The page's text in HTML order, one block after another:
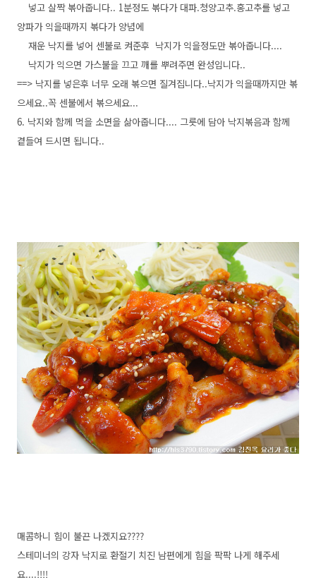
넣고 살짝 볶아줍니다.. 1분정도 볶다가 대파.청양고추.홍고추를 넣고
양파가 익을때까지 볶다가 양념에
재운 낙지를 넣어 센불로 켜준후 낙지가 익을정도만 볶아줍니다....
낙지가 익으면 가스불을 끄고 깨를 뿌려주면 완성입니다..
==> 낙지를 넣은후 너무 오래 볶으면 질겨집니다..낙지가 익을때까지만 볶
으세요..꼭 센불에서 볶으세요...
6. 낙지와 함께 먹을 소면을 삶아줍니다.... 그릇에 담아 낙지볶음과 함께
곁들여 드시면 됩니다..
매콤하니 힘이 불끈 나겠지요????
스테미너의 강자 낙지로 환절기 치진 남편에게 힘을 팍팍 나게 해주세
요....!!!!